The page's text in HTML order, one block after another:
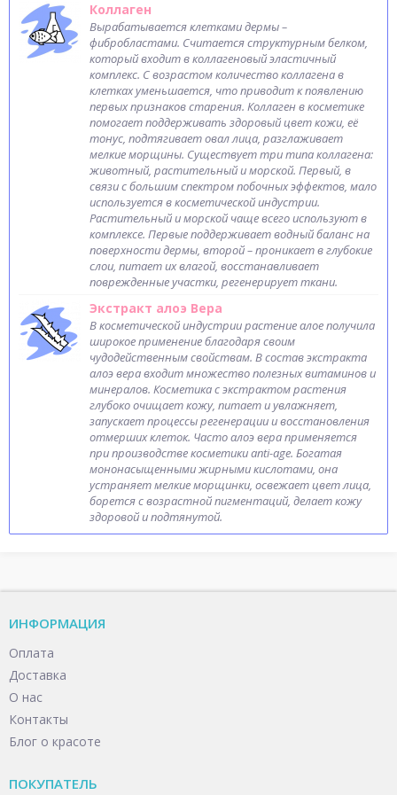
Коллаген
Вырабатывается клетками дермы –
фибробластами. Считается структурным белком,
который входит в коллагеновый эластичный
комплекс. С возрастом количество коллагена в
клетках уменьшается, что приводит к появлению
первых признаков старения. Коллаген в косметике
помогает поддерживать здоровый цвет кожи, её
тонус, подтягивает овал лица, разглаживает
мелкие морщины. Существует три типа коллагена:
животный, растительный и морской. Первый, в
связи с большим спектром побочных эффектов, мало
используется в косметической индустрии.
Растительный и морской чаще всего используют в
комплексе. Первые поддерживает водный баланс на
поверхности дермы, второй – проникает в глубокие
слои, питает их влагой, восстанавливает
поврежденные участки, регенерирует ткани.
Экстракт алоэ Вера
В косметической индустрии растение алое получила
широкое применение благодаря своим
чудодейственным свойствам. В состав экстракта
алоэ вера входит множество полезных витаминов и
минералов. Косметика с экстрактом растения
глубоко очищает кожу, питает и увлажняет,
запускает процессы регенерации и восстановления
отмерших клеток. Часто алоэ вера применяется
при производстве косметики anti-age. Богатая
мононасыщенными жирными кислотами, она
устраняет мелкие морщинки, освежает цвет лица,
борется с возрастной пигментаций, делает кожу
здоровой и подтянутой.
ИНФОРМАЦИЯ
Оплата
Доставка
О нас
Контакты
Блог о красоте
ПОКУПАТЕЛЬ